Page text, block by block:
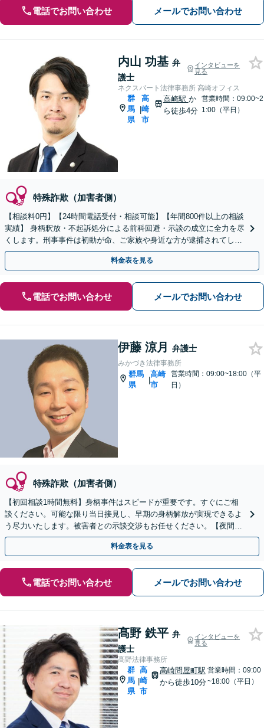
電話でお問い合わせ メールでお問い合わせ
内山 功基 弁
護士
インタビューを
見る
ネクスパート法律事務所 高崎オフィス
群
馬
県
|
高
崎
市
高崎駅 か
ら徒歩4分
営業時間：09:00~2
1:00（平日）
特殊詐欺（加害者側）
【相談料0円】【24時間電話受付・相談可能】【年間800件以上の相談
実績】 身柄釈放・不起訴処分による前科回避・示談の成立に全力を尽
くします。刑事事件は初動が命、ご家族や身近な方が逮捕されてしま
ったら一刻も早くお電話ください。
料金表を見る
電話でお問い合わせ メールでお問い合わせ
伊藤 涼月 弁護士
みかづき法律事務所
群馬
県
|
高崎
市
営業時間：09:00~18:00（平
日）
特殊詐欺（加害者側）
【初回相談1時間無料】身柄事件はスピードが重要です。すぐにご相
談ください。可能な限り当日接見し、早期の身柄解放が実現できるよ
う尽力いたします。被害者との示談交渉もお任せください。【夜間・
休日対応可】【完全個室で相談】
料金表を見る
電話でお問い合わせ メールでお問い合わせ
髙野 鉄平 弁
護士
インタビューを
見る
髙野法律事務所
群
馬
県
|
高
崎
市
高崎問屋町駅
から徒歩10分
営業時間：09:00
~18:00（平日）